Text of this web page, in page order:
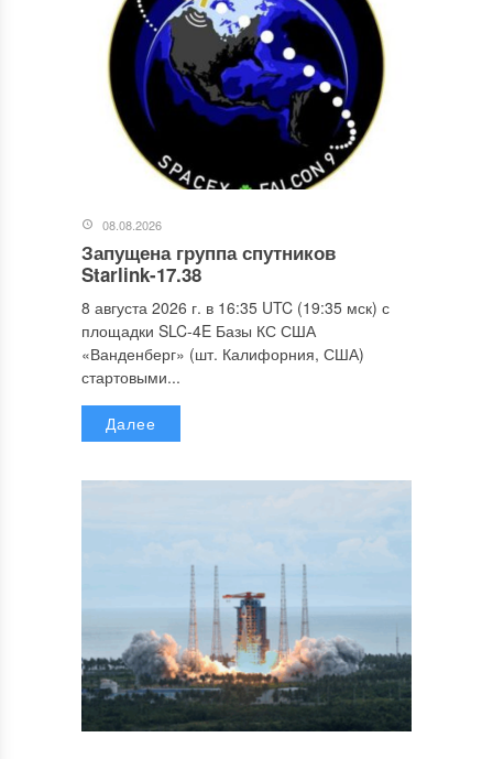
08.08.2026
Запущена группа спутников
Starlink-17.38
8 августа 2026 г. в 16:35 UTC (19:35 мск) с
площадки SLC-4E Базы КС США
«Ванденберг» (шт. Калифорния, США)
стартовыми...
Далее